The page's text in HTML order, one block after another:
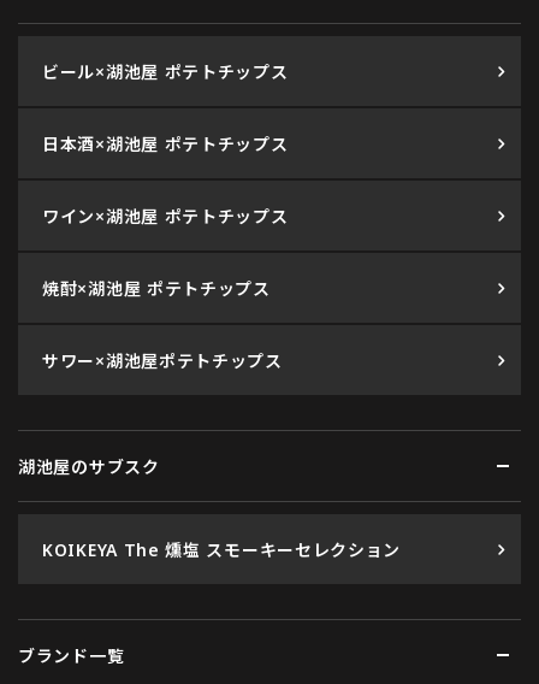
ビール×湖池屋 ポテトチップス
日本酒×湖池屋 ポテトチップス
ワイン×湖池屋 ポテトチップス
焼酎×湖池屋 ポテトチップス
サワー×湖池屋ポテトチップス
湖池屋のサブスク
KOIKEYA The 燻塩 スモーキーセレクション
ブランド一覧